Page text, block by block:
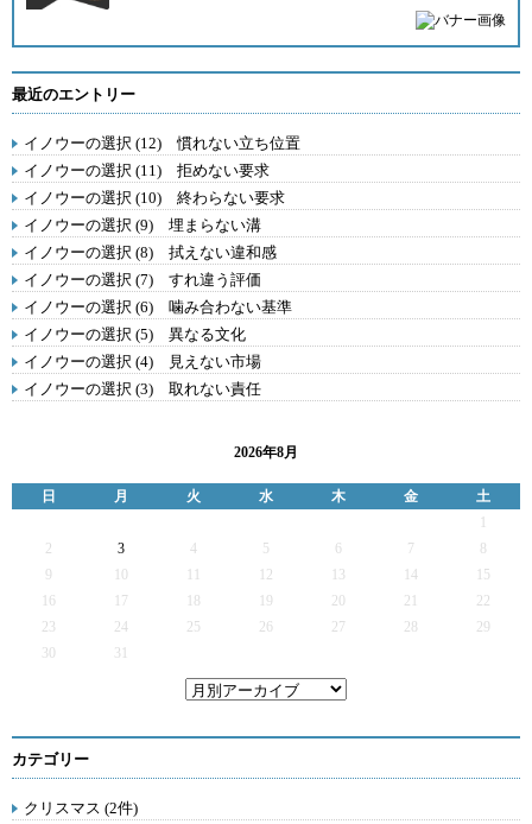
最近のエントリー
イノウーの選択 (12) 慣れない立ち位置
イノウーの選択 (11) 拒めない要求
イノウーの選択 (10) 終わらない要求
イノウーの選択 (9) 埋まらない溝
イノウーの選択 (8) 拭えない違和感
イノウーの選択 (7) すれ違う評価
イノウーの選択 (6) 噛み合わない基準
イノウーの選択 (5) 異なる文化
イノウーの選択 (4) 見えない市場
イノウーの選択 (3) 取れない責任
2026年8月
日 月 火 水 木 金
土
1
2
3 4 5 6 7
8
9
10 11 12 13 14
15
16
17 18 19 20 21
22
23
24 25 26 27 28
29
30
31
カテゴリー
クリスマス (2件)